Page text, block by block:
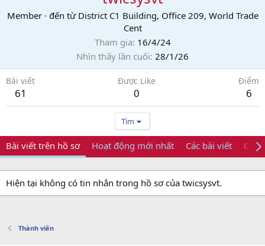
Member · đến từ District C1 Building, Office 209, World Trade
Cent
Tham gia 16/4/24
Nhìn thấy lần cuối 28/1/26
Bài viết
61
Được Like
0
Điểm
6
Tìm
Bài viết trên hồ sơ Hoạt động mới nhất Các bài viết Giới
Hiện tại không có tin nhắn trong hồ sơ của twicsysvt.
Thành viên